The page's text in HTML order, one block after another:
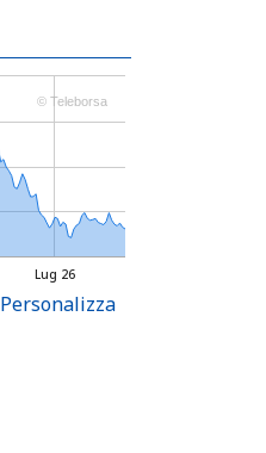
Lug 26
© Teleborsa
Personalizza